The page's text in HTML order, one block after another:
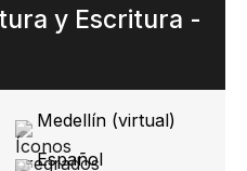
y Escritura -
Medellín (virtual)​
Español